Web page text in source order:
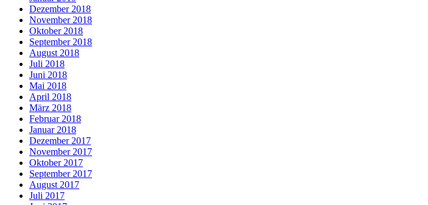
Dezember 2018
November 2018
Oktober 2018
September 2018
August 2018
Juli 2018
Juni 2018
Mai 2018
April 2018
März 2018
Februar 2018
Januar 2018
Dezember 2017
November 2017
Oktober 2017
September 2017
August 2017
Juli 2017